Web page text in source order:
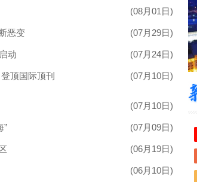
(08月01日)
恶变 (07月29日)
动 (07月24日)
顶国际顶刊 (07月10日)
(07月10日)
” (07月09日)
(06月19日)
(06月10日)